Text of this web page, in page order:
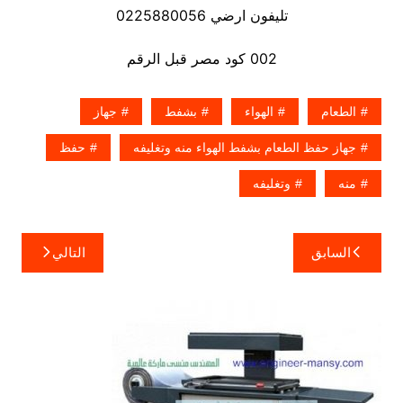
تليفون ارضي 0225880056
002 كود مصر قبل الرقم
الطعام الهواء بشفط جهاز
جهاز حفظ الطعام بشفط الهواء منه وتغليفه حفظ
منه وتغليفه
تصفّح
المقالات
السابق التالي